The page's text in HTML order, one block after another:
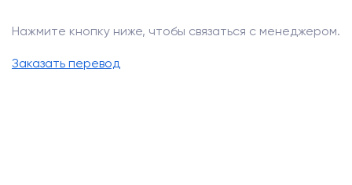
Нажмите кнопку ниже, чтобы связаться с менеджером.
Заказать перевод